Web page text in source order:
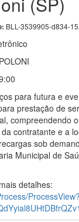
BLL-3539905-d834-
para futura e
prestação de
compreendendo
contratante e a
sob
Municipal de
detalhes:
ProcessView?